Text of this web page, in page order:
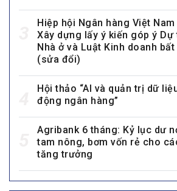
Hiệp hội Ngân hàng Việt
Xây dựng lấy ý kiến góp ý Dự
Nhà ở và Luật Kinh doanh
(sửa đổi)
Hội thảo “AI và quản trị dữ
động ngân hàng”
Agribank 6 tháng: Kỷ lục dư
tam nông, bơm vốn rẻ cho
tăng trưởng